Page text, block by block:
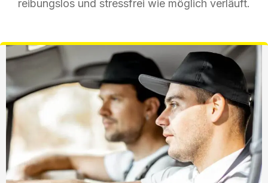
reibungslos und stressfrei wie möglich verläuft.